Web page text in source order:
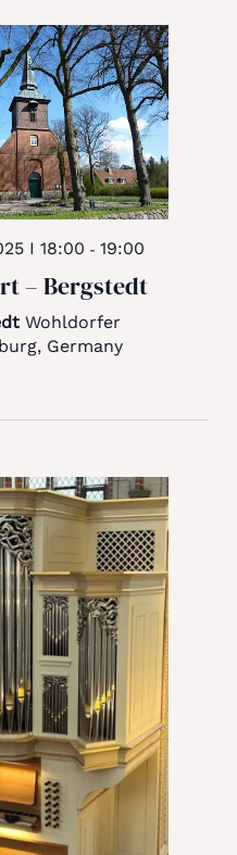
I 18:00 - 19:00
– Bergstedt
Wohldorfer
Germany